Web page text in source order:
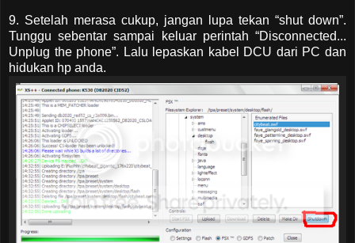
9. Setelah merasa cukup, jangan lupa tekan “shut down”.
Tunggu sebentar sampai keluar perintah “Disconnected...
Unplug the phone”. Lalu lepaskan kabel DCU dari PC dan
hidukan hp anda.